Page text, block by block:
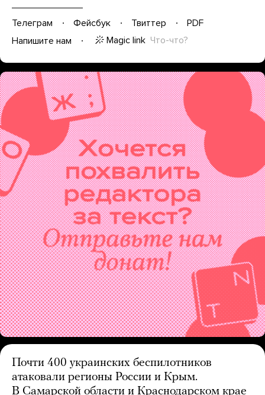
Телеграм Фейсбук Твиттер
PDF
Напишите нам
Magic link Что-что?
Почти 400 украинских беспилотников
атаковали регионы России и Крым.
В Самарской области и Краснодарском крае